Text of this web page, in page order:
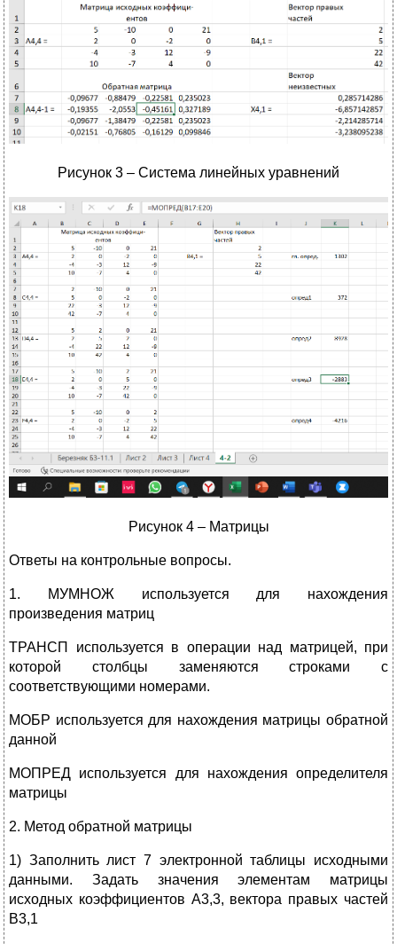
Рисунок 3 – Система линейных уравнений
Рисунок 4 – Матрицы
Ответы на контрольные вопросы.
1. МУМНОЖ используется для нахождения
произведения матриц
ТРАНСП используется в операции над матрицей, при
которой столбцы заменяются строками с
соответствующими номерами.
МОБР используется для нахождения матрицы обратной
данной
МОПРЕД используется для нахождения определителя
матрицы
2. Метод обратной матрицы
1) Заполнить лист 7 электронной таблицы исходными
данными. Задать значения элементам матрицы
исходных коэффициентов А3,3, вектора правых частей
В3,1